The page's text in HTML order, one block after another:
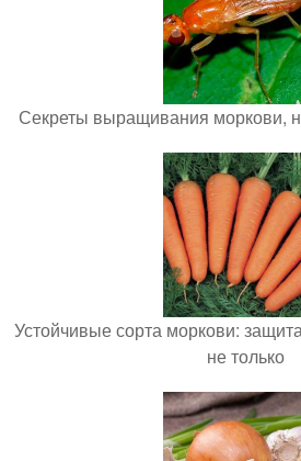
Секреты выращивания моркови,
Устойчивые сорта моркови:
не только